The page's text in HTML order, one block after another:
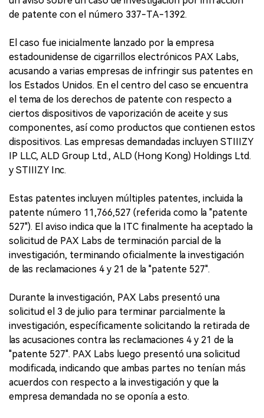
de patente con el número 337-TA-1392.
El caso fue inicialmente lanzado por la empresa
estadounidense de cigarrillos electrónicos PAX Labs,
acusando a varias empresas de infringir sus patentes en
los Estados Unidos. En el centro del caso se encuentra
el tema de los derechos de patente con respecto a
ciertos dispositivos de vaporización de aceite y sus
componentes, así como productos que contienen estos
dispositivos. Las empresas demandadas incluyen STIIIZY
IP LLC, ALD Group Ltd., ALD (Hong Kong) Holdings Ltd.
y STIIIZY Inc.
Estas patentes incluyen múltiples patentes, incluida la
patente número 11,766,527 (referida como la "patente
527"). El aviso indica que la ITC finalmente ha aceptado la
solicitud de PAX Labs de terminación parcial de la
investigación, terminando oficialmente la investigación
de las reclamaciones 4 y 21 de la "patente 527".
Durante la investigación, PAX Labs presentó una
solicitud el 3 de julio para terminar parcialmente la
investigación, específicamente solicitando la retirada de
las acusaciones contra las reclamaciones 4 y 21 de la
"patente 527". PAX Labs luego presentó una solicitud
modificada, indicando que ambas partes no tenían más
acuerdos con respecto a la investigación y que la
empresa demandada no se oponía a esto.